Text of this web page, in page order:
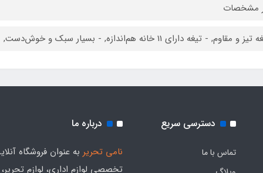
مشخصات
- تیغه دارای 11 خانه هم‌اندازه, - بسیار سبک و خوش‌دست, - دارای محلی جهت آویزان کردن
دسترسی سریع
تماس با ما
درباره ما
نامی تحریر به عنوان فروشگاه
تخصصی لوازم اداری، لوازم